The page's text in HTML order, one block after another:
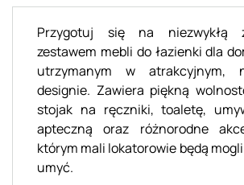
Przygotuj się na niezwykłą
zestawem mebli do łazienki dla
utrzymanym w atrakcyjnym,
designie. Zawiera piękną
stojak na ręczniki, toaletę,
apteczną oraz różnorodne
którym mali lokatorowie będą
umyć.